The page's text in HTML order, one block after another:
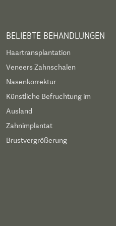
BELIEBTE BEHANDLUNGEN
Haartransplantation
Veneers Zahnschalen
Nasenkorrektur
Künstliche Befruchtung im
Ausland
Zahnimplantat
Brustvergrößerung